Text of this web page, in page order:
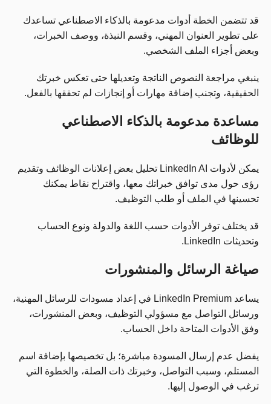
قد تتضمن الخطة أدوات مدعومة بالذكاء الاصطناعي تساعدك
على تطوير العنوان المهني، وقسم النبذة، ووصف الخبرات،
وبعض أجزاء الملف الشخصي.
ينبغي مراجعة النصوص الناتجة وتعديلها حتى تعكس خبرتك
الحقيقية، وتجنب إضافة مهارات أو إنجازات لم تحققها بالفعل.
مساعدة مدعومة بالذكاء الاصطناعي
للوظائف
يمكن لأدوات LinkedIn AI تحليل بعض إعلانات الوظائف وتقديم
رؤى حول مدى توافق خبراتك معها، واقتراح نقاط يمكنك
تحسينها في الملف أو طلب التوظيف.
قد يختلف توفر الأدوات حسب اللغة والدولة ونوع الحساب
وتحديثات LinkedIn.
صياغة الرسائل والمنشورات
يساعد LinkedIn Premium في إعداد مسودات للرسائل المهنية،
ورسائل التواصل مع مسؤولي التوظيف، وبعض المنشورات،
وفق الأدوات المتاحة داخل الحساب.
يفضل عدم إرسال المسودة مباشرة؛ بل تخصيصها بإضافة اسم
المستلم، وسبب التواصل، وخبرتك ذات الصلة، والخطوة التي
ترغب في الوصول إليها.